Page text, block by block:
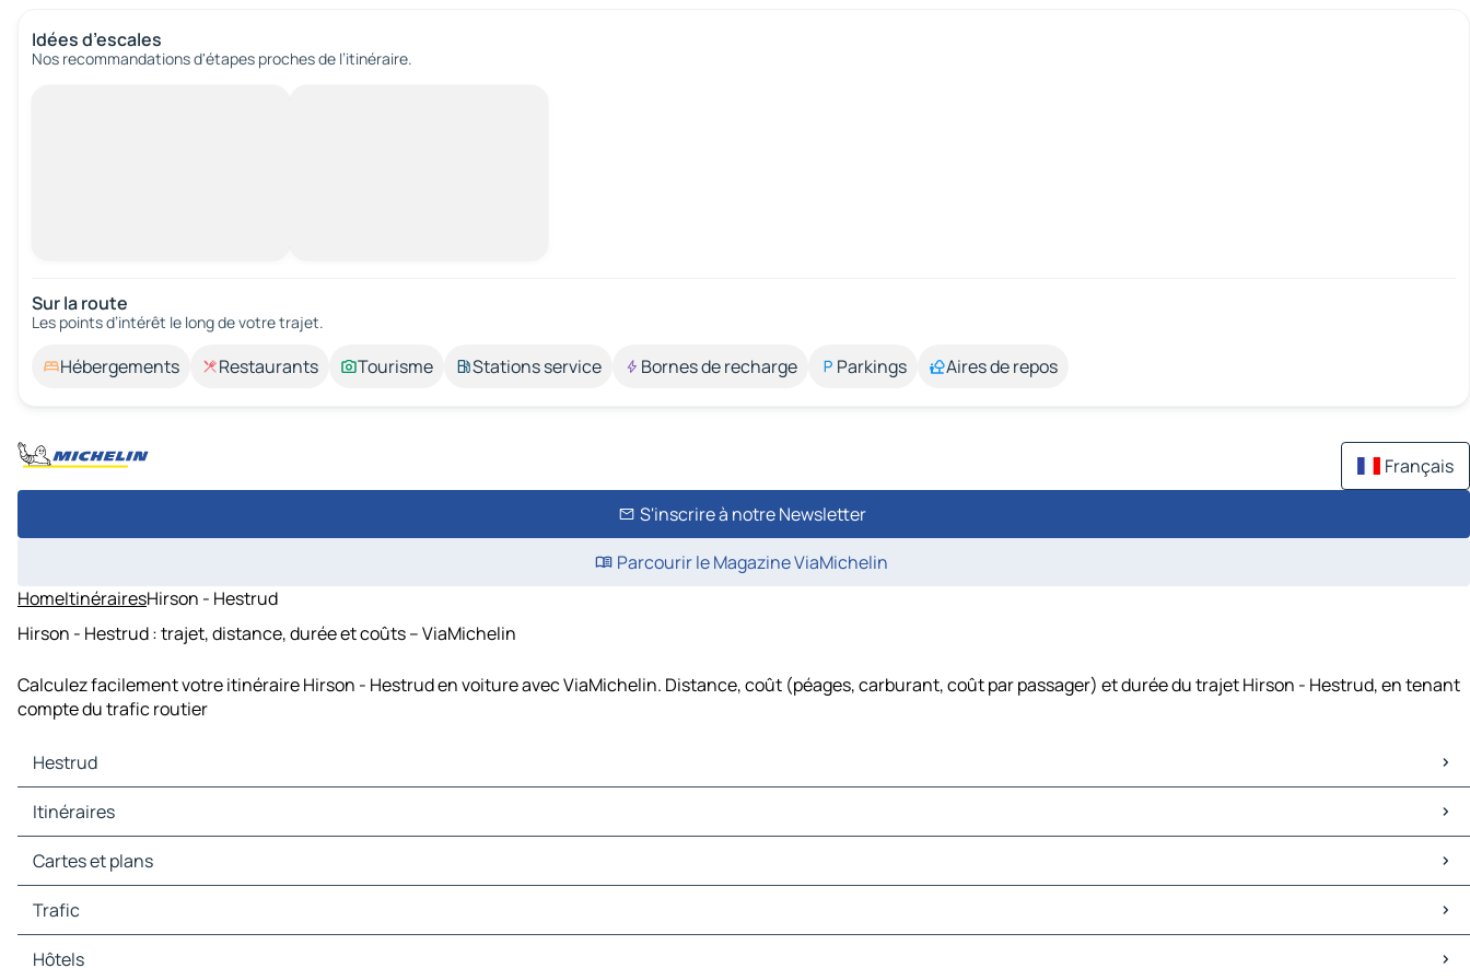
Idées d’escales
Nos recommandations d'étapes proches de l’itinéraire.
Sur la route
Les points d’intérêt le long de votre trajet.
Hébergements Restaurants Tourisme Stations service Bornes de recharge Parkings Aires de repos
Français
S'inscrire à notre Newsletter
Parcourir le Magazine ViaMichelin
HomeItinérairesHirson - Hestrud
Hirson - Hestrud : trajet, distance, durée et coûts – ViaMichelin
Calculez facilement votre itinéraire Hirson - Hestrud en voiture avec ViaMichelin. Distance, coût (péages, carburant, coût par passager) et durée du trajet Hirson - Hestrud, en tenant
compte du trafic routier
Hestrud
Hestrud Cartes et plans
Hestrud Trafic
Hestrud Hôtels
Hestrud Restaurants
Hestrud Stations-service
Itinéraires
Itinéraires Hestrud - Thuin
Itinéraires Hestrud - Maubeuge
Itinéraires Hestrud - Hautmont
Itinéraires Hestrud - Sivry-Rance
Itinéraires Hestrud - Beaumont
Itinéraires Hestrud - Jeumont
Cartes et plans
Cartes et plans Thuin
Cartes et plans Maubeuge
Cartes et plans Hautmont
Cartes et plans Sivry-Rance
Trafic
Trafic Thuin
Trafic Maubeuge
Hôtels